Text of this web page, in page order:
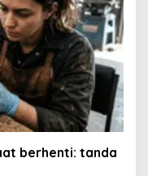
berhenti: tanda